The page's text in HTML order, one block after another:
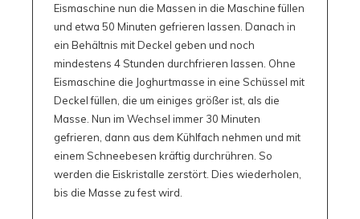
Eismaschine nun die Massen in die Maschine füllen
und etwa 50 Minuten gefrieren lassen. Danach in
ein Behältnis mit Deckel geben und noch
mindestens 4 Stunden durchfrieren lassen. Ohne
Eismaschine die Joghurtmasse in eine Schüssel mit
Deckel füllen, die um einiges größer ist, als die
Masse. Nun im Wechsel immer 30 Minuten
gefrieren, dann aus dem Kühlfach nehmen und mit
einem Schneebesen kräftig durchrühren. So
werden die Eiskristalle zerstört. Dies wiederholen,
bis die Masse zu fest wird.